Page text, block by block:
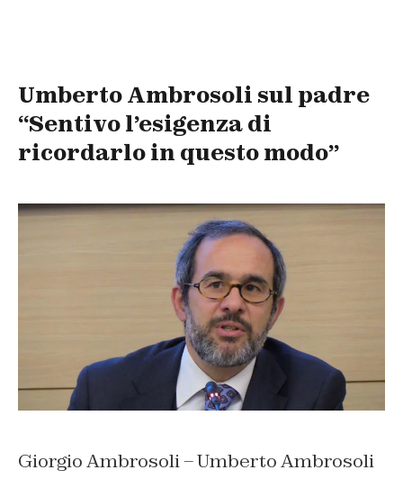
Umberto Ambrosoli sul padre
“Sentivo l’esigenza di
ricordarlo in questo modo”
Giorgio Ambrosoli – Umberto Ambrosoli